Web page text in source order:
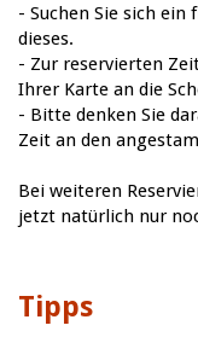
- Suchen Sie sich ein
dieses.
- Zur reservierten
Ihrer Karte an die
- Bitte denken Sie
Zeit an den
Bei weiteren
jetzt natürlich nur
Tipps